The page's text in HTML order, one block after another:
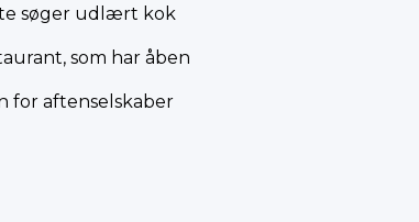
søger udlært kok
som har åben
for aftenselskaber